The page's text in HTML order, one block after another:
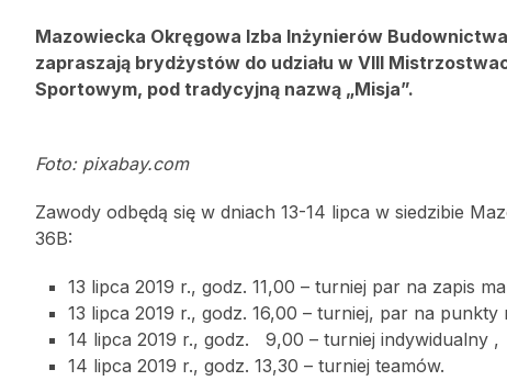
Mazowiecka Okręgowa Izba Inżynierów
zapraszają brydżystów do udziału w VIII
Sportowym, pod tradycyjną nazwą „Misja”.
Foto: pixabay.com
Zawody odbędą się w dniach 13-14 lipca w siedzibie
36B:
13 lipca 2019 r., godz. 11,00 – turniej par na zapis
13 lipca 2019 r., godz. 16,00 – turniej, par na punkty
14 lipca 2019 r., godz. 9,00 – turniej indywidualny ,
14 lipca 2019 r., godz. 13,30 – turniej teamów.